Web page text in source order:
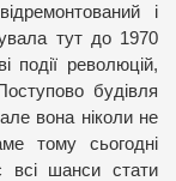
і
тут до 1970
події революцій,
будівля
вона ніколи не
тому сьогодні
всі шанси стати